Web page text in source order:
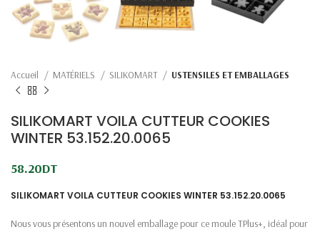
Accueil MATÉRIELS SILIKOMART USTENSILES ET EMBALLAGES
SILIKOMART VOILA CUTTEUR COOKIES
WINTER 53.152.20.0065
58.20DT
SILIKOMART VOILA CUTTEUR COOKIES WINTER 53.152.20.0065
Nous vous présentons un nouvel emballage pour ce moule TPlus+, idéal pour